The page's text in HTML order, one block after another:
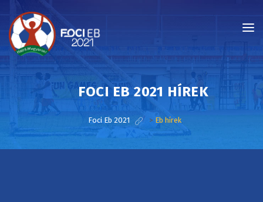
FOCI EB 2021 HÍREK
Foci Eb 2021 > Eb hírek